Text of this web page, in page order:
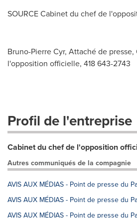
SOURCE Cabinet du chef de
Bruno-Pierre Cyr, Attaché de
l'opposition officielle, 418 643-2743
Profil de l'entreprise
Cabinet du chef de l'opposition
Autres communiqués de la compagnie
AVIS AUX MÉDIAS - Point de presse du
AVIS AUX MÉDIAS - Point de presse du
AVIS AUX MÉDIAS - Point de presse du